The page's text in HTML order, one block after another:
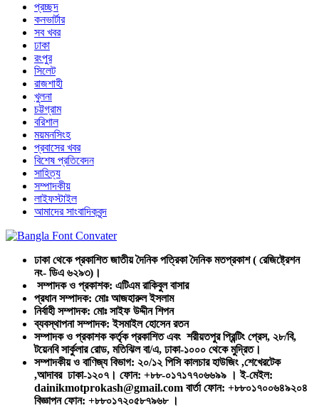
প্রচ্ছদ
কনভার্টার
সব খবর
ঢাকা
রংপুর
সিলেট
রাজশাহী
খুলনা
চট্টগ্রাম
বরিশাল
ময়মনসিংহ
প্রবাসের খবর
বিশেষ প্রতিবেদন
সাহিত্য
সম্পাদকীয়
লাইফস্টাইল
আমাদের সাংবাদিকবৃন্দ
ঢাকা থেকে প্রকাশিত জাতীয় দৈনিক পত্রিকা দৈনিক মতপ্রকাশ ( রেজিষ্ট্রেশন
নং- ডিএ ৬২৯৩)।
সম্পাদক ও প্রকাশক: এটিএম রাকিবুল বাসার
প্রধান সম্পাদক: মোঃ আজহারুল ইসলাম
নির্বাহী সম্পাদক: মোঃ সাইফ উদ্দীন শিপন
ব্যবস্থাপনা সম্পাদক: ইসমাইল হোসেন রতন
সম্পাদক ও প্রকাশক কর্তৃক প্রকাশিত এবং শরীয়তপুর প্রিন্টিং প্রেস, ২৮/বি,
টয়েনবি সার্কুলার রোড, মতিঝিল বা/এ, ঢাকা-১০০০ থেকে মুদ্রিত।
সম্পাদকীয় ও বাণিজ্য বিভাগ: ২০/১২ পিসি কালচার হাউজিং ,শেখেরটেক
,আদাবর ঢাকা-১২০৭। ফোন: +৮৮-০১৭১৭৭০৬৬৯৯ । ই-মেইল:
dainikmotprokash@gmail.com বার্তা ফোন: +৮৮০১৭০০৬৪৯২০৪
বিজ্ঞাপন ফোন: +৮৮০১৭২০৫৮৭৯৬৮ ।